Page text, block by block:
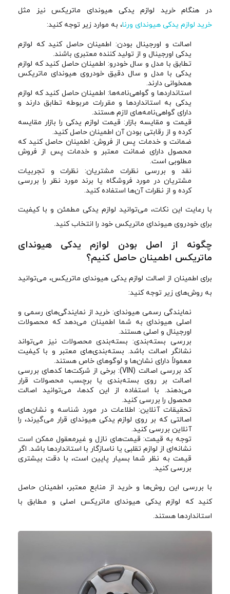
در هنگام خرید لوازم یدکی هیوندای ماتریکس نیز مثل
خرید لوازم یدکی هیوندای ورنا، به موارد زیر توجه کنید:
اصالت و اورجینال بودن: اطمینان حاصل کنید که لوازم
یدکی اورجینال و از تولید کننده معتبری باشند.
تطابق با مدل و سال خودرو: اطمینان حاصل کنید که لوازم
یدکی با مدل و سال دقیق خودروی هیوندای ماتریکس
همخوانی دارند.
استانداردها و گواهی‌نامه‌ها: اطمینان حاصل کنید که لوازم
یدکی به استانداردها و مقررات مربوطه تطابق دارند و
دارای گواهی‌نامه‌های لازم هستند.
قیمت و مقایسه بازار: قیمت لوازم یدکی را بازار مقایسه
کرده و از رقابتی بودن آن اطمینان حاصل کنید.
ضمانت و خدمات پس از فروش: اطمینان حاصل کنید که
محصول دارای ضمانت معتبر و خدمات پس از فروش
مطلوبی است.
نقد و بررسی نظرات مشتریان: نظرات و تجربیات
مشتریان در مورد فروشگاه یا برند مورد نظر را بررسی
کرده و از نظرات آن‌ها استفاده کنید.
با رعایت این نکات، می‌توانید لوازم یدکی مطمئن و با کیفیت
برای خودروی هیوندای ماتریکس خود را انتخاب کنید.
چگونه از اصل بودن لوازم یدکی هیوندای
ماتریکس اطمینان حاصل کنیم؟
برای اطمینان از اصالت لوازم یدکی هیوندای ماتریکس، می‌توانید
به روش‌های زیر توجه کنید:
نمایندگی رسمی هیوندای: خرید از نمایندگی‌های رسمی و
اصلی هیوندای به شما اطمینان می‌دهد که محصولات
اورجینال و اصلی هستند.
بررسی بسته‌بندی: بسته‌بندی محصولات نیز می‌تواند
نشانگر اصالت باشد. بسته‌بندی‌های معتبر و با کیفیت
معمولاً دارای نشان‌ها و لوگوهای خاص هستند.
کد بررسی اصالت (VIN): برخی از شرکت‌ها کدهای بررسی
اصالت بر روی بسته‌بندی یا برچسب محصولات قرار
می‌دهند. با استفاده از این کدها، می‌توانید اصالت
محصول را بررسی کنید.
تحقیقات آنلاین: اطلاعات در مورد شناسه و نشان‌های
اصالتی که بر روی لوازم یدکی هیوندای قرار می‌گیرند، را
آنلاین بررسی کنید.
توجه به قیمت: قیمت‌های نازل و غیرمعقول ممکن است
نشانه‌ای از لوازم تقلبی یا ناسازگار با استانداردها باشد. اگر
قیمت به نظر شما بسیار پایین است، با دقت بیشتری
بررسی کنید.
با بررسی این روش‌ها و خرید از منابع معتبر، اطمینان حاصل
کنید که لوازم یدکی هیوندای ماتریکس اصلی و مطابق با
استانداردها هستند.